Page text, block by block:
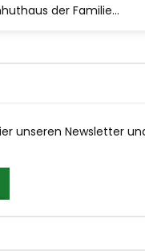
der Familie...
unseren Newsletter